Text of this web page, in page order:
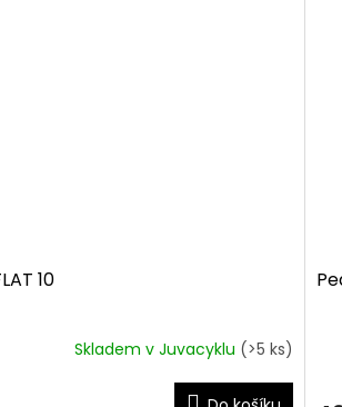
10
Skladem v Juvacyklu (>5 ks)